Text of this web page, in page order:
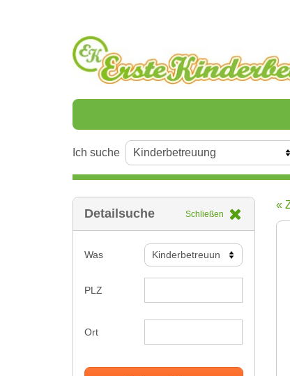
Ich suche
Detailsuche Schließen
Was
PLZ
Ort
«